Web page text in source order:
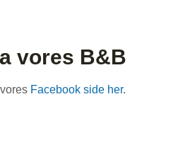
vores B&B
Facebook side her.